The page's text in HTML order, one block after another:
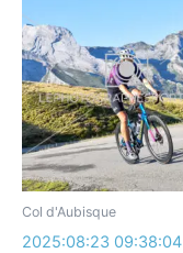
Col d'Aubisque
2025:08:23 09:38:04